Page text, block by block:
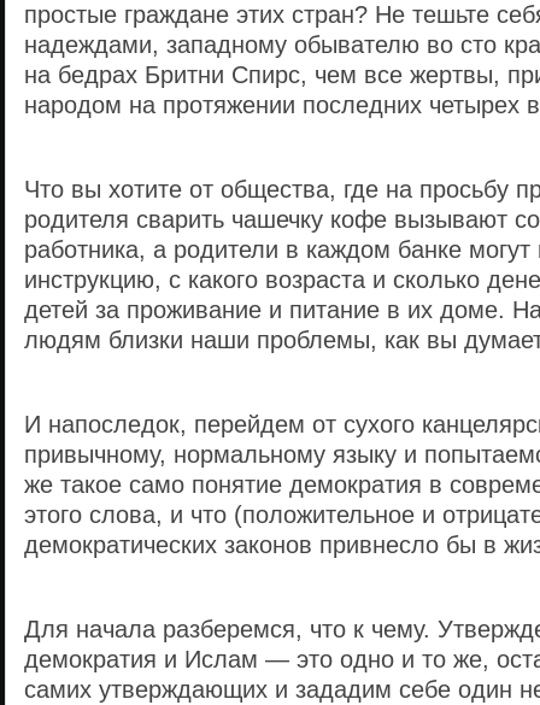
простые граждане этих стран? Не тешьте
надеждами, западному обывателю во сто
на бедрах Бритни Спирс, чем все жертвы,
народом на протяжении последних четырех
Что вы хотите от общества, где на просьбу
родителя сварить чашечку кофе вызывают
работника, а родители в каждом банке могут
инструкцию, с какого возраста и сколько
детей за проживание и питание в их доме.
людям близки наши проблемы, как вы
И напоследок, перейдем от сухого
привычному, нормальному языку и
же такое само понятие демократия в
этого слова, и что (положительное и
демократических законов привнесло бы в
Для начала разберемся, что к чему.
демократия и Ислам — это одно и то же,
самих утверждающих и зададим себе один